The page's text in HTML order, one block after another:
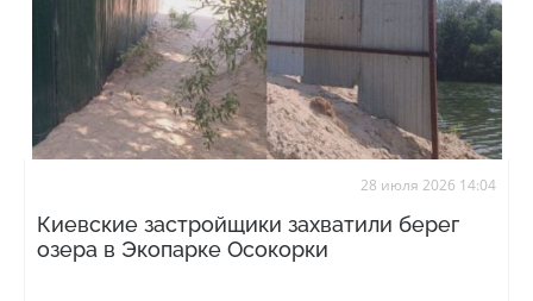
28 июля 2026 14:04
Киевские застройщики захватили берег
озера в Экопарке Осокорки